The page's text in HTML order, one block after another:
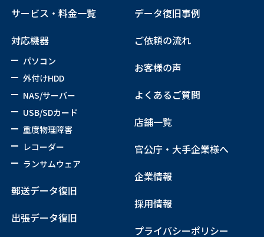
サービス・料金一覧
対応機器
パソコン
外付けHDD
NAS/サーバー
USB/SDカード
重度物理障害
レコーダー
ランサムウェア
郵送データ復旧
出張データ復旧
データ復旧事例
ご依頼の流れ
お客様の声
よくあるご質問
店舗一覧
官公庁・大手企業様へ
企業情報
採用情報
プライバシーポリシー